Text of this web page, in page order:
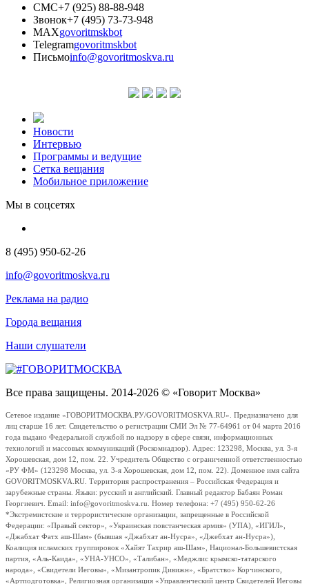
СМС+7 (925) 88-88-948
Звонок+7 (495) 73-73-948
MAXgovoritmskbot
Telegramgovoritmskbot
Письмоinfo@govoritmoskva.ru
Новости
Интервью
Программы и ведущие
Сетка вещания
Мобильное приложение
Мы в соцсетях
8 (495) 950-62-26
info@govoritmoskva.ru
Реклама на радио
Города вещания
Наши слушатели
Все права защищены. 2014-2026 © «Говорит Москва»
Сетевое издание «ГОВОРИТМОСКВА.РУ/GOVORITMOSKVA.RU». Предназначено для
лиц старше 16 лет. Свидетельство о регистрации СМИ Эл № 77-64961 от 04 марта 2016
года выдано Федеральной службой по надзору в сфере связи, информационных
технологий и массовых коммуникаций (Роскомнадзор). Адрес: 123298, Москва, ул. 3-я
Хорошевская, дом 12, пом. 22. Учредитель Общество с ограниченной ответственностью
«РУ ФМ» (123298 Москва, ул. 3-я Хорошевская, дом 12, пом. 22). Доменное имя сайта
GOVORITMOSKVA.RU. Территория распространения – Российская Федерация и
зарубежные страны. Языки: русский и английский. Главный редактор Бабаян Роман
Георгиевич. Email: info@govoritmoskva.ru. Номер телефона: +7 (495) 950-62-26
*Экстремистские и террористические организации, запрещенные в Российской
Федерации: «Правый сектор», «Украинская повстанческая армия» (УПА), «ИГИЛ»,
«Джабхат Фатх аш-Шам» (бывшая «Джабхат ан-Нусра», «Джебхат ан-Нусра»),
Коалиция исламских группировок «Хайят Тахрир аш-Шам», Национал-Большевистская
партия, «Аль-Каида», «УНА-УНСО», «Талибан», «Меджлис крымско-татарского
народа», «Свидетели Иеговы», «Мизантропик Дивижн», «Братство» Корчинского,
«Артподготовка», Религиозная организация «Управленческий центр Свидетелей Иеговы